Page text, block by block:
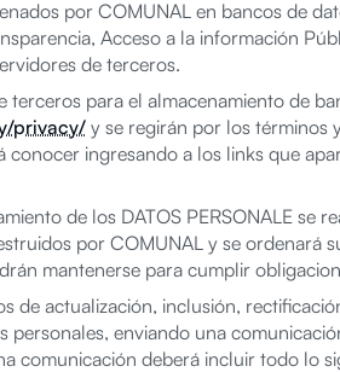
por COMUNAL en bancos de
Acceso a la información
de terceros.
terceros para el almacenamiento de
privacy/ y se regirán por los términos
ingresando a los links que
de los DATOS PERSONALE se
por COMUNAL y se ordenará
mantenerse para cumplir
de actualización, inclusión,
enviando una
comunicación deberá incluir todo lo